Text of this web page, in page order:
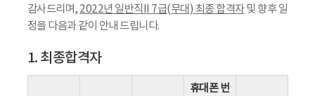
감사드리며, 2022년 일반직II 7급(무대) 최종 합격자및 향후 일
정을 다음과 같이 안내 드립니다.
1. 최종합격자
휴대폰 번